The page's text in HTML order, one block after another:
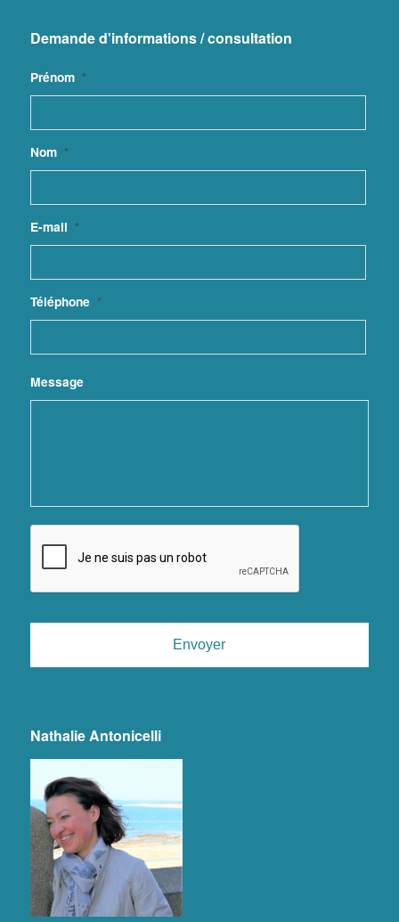
Demande d'informations / consultation
Prénom *
Nom *
E-mail *
Téléphone *
Message
Nathalie Antonicelli